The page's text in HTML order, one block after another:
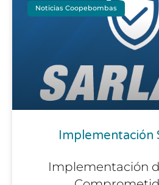
Noticias Coopebombas
Implementación
Implementación